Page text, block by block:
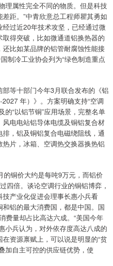
属性完全不同的物质。但是科技
距。”中青欣意总工程师瞿其勇如
过近20年技术攻坚，已经通过微
得突破，比如微通道铝换热器的
比如某品牌的铝管耐腐蚀性能接
制冷工业协会列为“绿色制造重点
等十部门今年3月联合发布的《铝
年）》。方案明确支持“空调
的“以铝节铜”应用场景，完整名单
电电站铝导体电缆及铜铝复合材
，铝及铜铝复合电磁绕阻线，通
片，冰箱、空调热交换器换热铝
铜价大约是每吨9万元，而铝价
四倍。谈论空调行业的铜铝博弈，
产业化促进会理事长惠小兵看
铝的最大消费国，都是中国。国
费量却占比高达六成。“美国今年
小兵认为，对外依存度高达八成的
资源禀赋上，可以说是明显的“贫
加自主可控的供应链优势，使